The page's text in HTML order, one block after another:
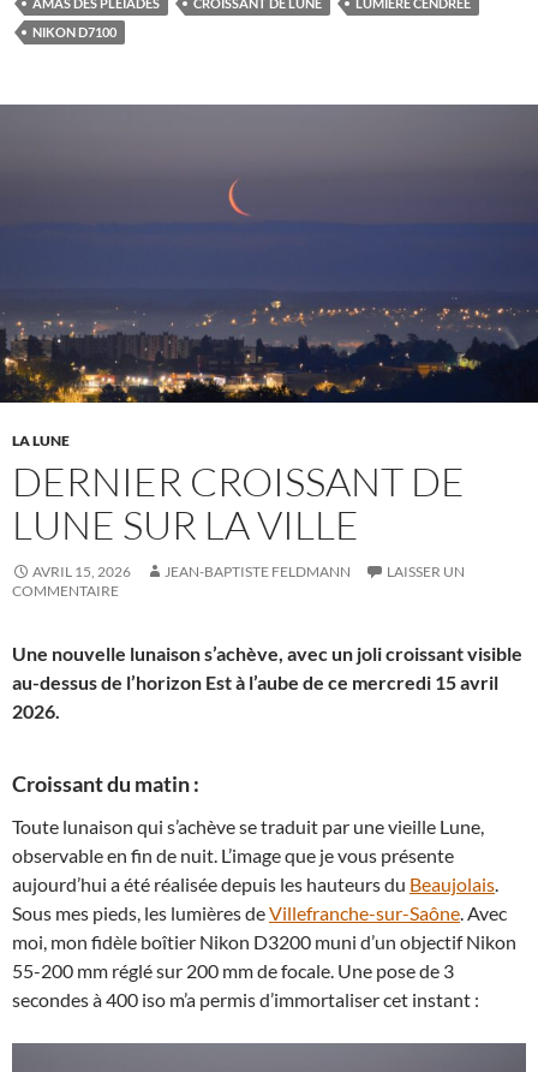
NIKON D7100
LA LUNE
DERNIER CROISSANT DE
LUNE SUR LA VILLE
AVRIL 15, 2026 JEAN-BAPTISTE FELDMANN
LAISSER UN
COMMENTAIRE
Une nouvelle lunaison s’achève, avec un joli croissant visible
au-dessus de l’horizon Est à l’aube de ce mercredi 15 avril
2026.
Croissant du matin :
Toute lunaison qui s’achève se traduit par une vieille Lune,
observable en fin de nuit. L’image que je vous présente
aujourd’hui a été réalisée depuis les hauteurs du Beaujolais
Sous mes pieds, les lumières deVillefranche-sur-Saône . Avec
moi, mon fidèle boîtier Nikon D3200 muni d’un objectif Nikon
55-200 mm réglé sur 200 mm de focale. Une pose de 3
secondes à 400 iso m’a permis d’immortaliser cet instant :